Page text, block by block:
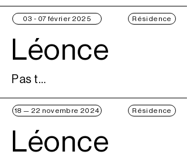
03 - 07 février 2025 Résidence
Léonce
Pas trop Loing de la Seine
18 — 22 novembre 2024 Résidence
Léonce